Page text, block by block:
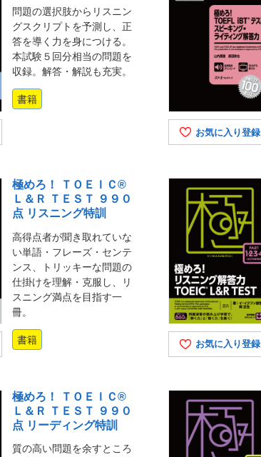
問題の選択肢からリスニン
グスクリプトを予測し、正
答を導く力を身につける。
本試験５回分相当の問題を
収録。解答・解説も充実。
書籍
お気に入り登録
極めろ！ ＴＯＥＩＣ®
Ｌ＆Ｒ ＴＥＳＴ ９９０
点 リスニング特訓
高得点者が聞き取れていな
い単語・フレーズ・センテ
ンス、トリッキーな問題の
仕掛けを理解・克服し、リ
スニング満点を目指す一
冊。
書籍 お気に入り登録
極めろ！ ＴＯＥＩＣ®
Ｌ＆Ｒ ＴＥＳＴ ９９０
点 リーディング特訓
質の高い問題を余すところ